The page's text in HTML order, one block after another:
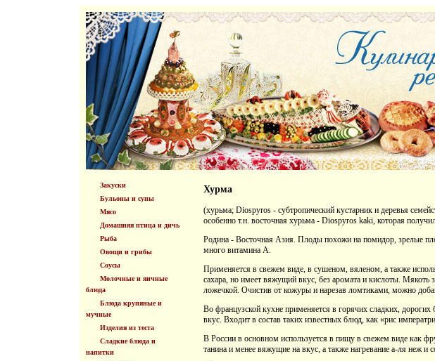
Закуски
Бульоны и супы
Мясо
Домашняя птица и дичь
Рыба
Овощи и грибы
Соусы
Молочные и яичные
блюда
Блюда крупяные и
мучные
Изделия из теста
Сладкие блюда и
напитки
Хурма
(хурьма; Diospyros - субтропический кустарник и деревья
особенно т.н. восточная хурьма - Diospyros kaki, которая
Родина - Восточная Азия. Плоды похожи на помидор, зрелые
много витамина А.
Применяется в свежем виде, в сушеном, вяленом, а также
сахара, но имеет вяжущий вкус, без аромата и кислоты.
ложечкой. Очистив от кожуры и нарезав ломтиками, можно
Во французской кухне применяется в горячих сладких,
вкус. Входит в состав таких известных блюд, как «рис
В России в основном используется в пищу в свежем виде как
танина и менее вяжущие на вкус, а также нагревание а-ля неж